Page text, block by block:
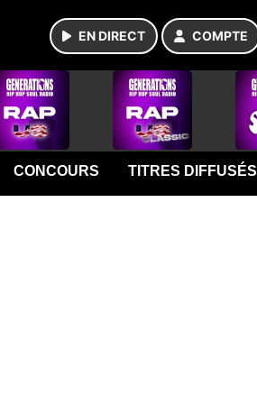
EN DIRECT COMPTE
CONCOURS TITRES DIFFUSÉS